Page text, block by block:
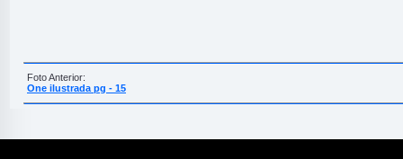
Foto Anterior:
One ilustrada pg - 15